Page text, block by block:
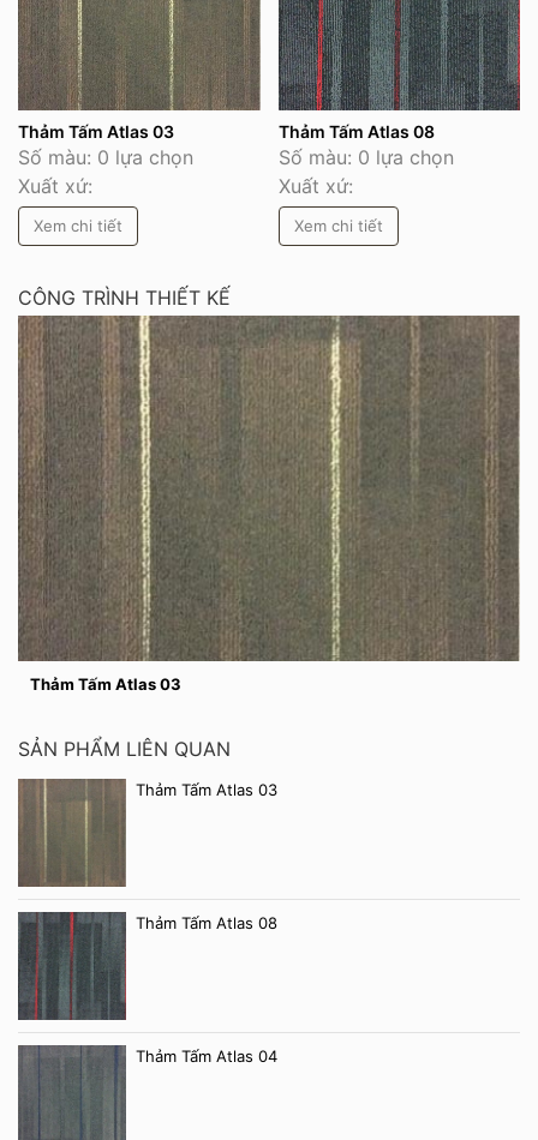
Thảm Tấm Atlas 03
Số màu: 0 lựa chọn
Xuất xứ:
Xem chi tiết
Thảm Tấm Atlas 08
Số màu: 0 lựa chọn
Xuất xứ:
Xem chi tiết
CÔNG TRÌNH THIẾT KẾ
Thảm Tấm Atlas 03
SẢN PHẨM LIÊN QUAN
Thảm Tấm Atlas 03
Thảm Tấm Atlas 08
Thảm Tấm Atlas 04